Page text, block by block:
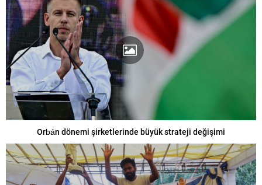
Orbán dönemi şirketlerinde büyük strateji değişimi